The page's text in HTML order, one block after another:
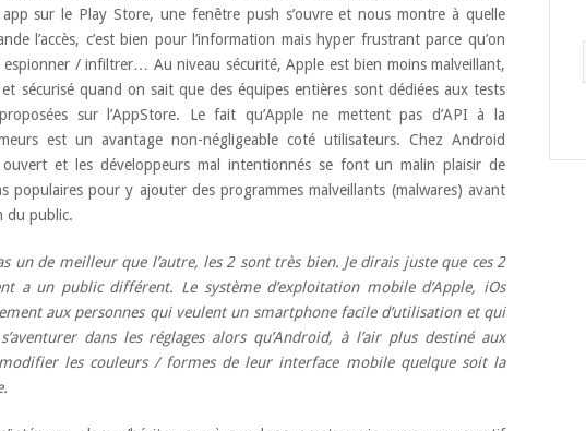
app sur le Play Store, une fenêtre push s’ouvre et nous montre à quelle
l’accès, c’est bien pour l’information mais hyper frustrant parce qu’on
espionner / infiltrer… Au niveau sécurité, Apple est bien moins malveillant,
sécurisé quand on sait que des équipes entières sont dédiées aux tests
sur l’AppStore. Le fait qu’Apple ne mettent pas d’API à la
est un avantage non-négligeable coté utilisateurs. Chez Android
et les développeurs mal intentionnés se font un malin plaisir de
populaires pour y ajouter des programmes malveillants (malwares) avant
du public.
un de meilleur que l’autre, les 2 sont très bien. Je dirais juste que ces 2
a un public différent. Le système d’exploitation mobile d’Apple, iOs
aux personnes qui veulent un smartphone facile d’utilisation et qui
dans les réglages alors qu’Android, à l’air plus destiné aux
les couleurs / formes de leur interface mobile quelque soit la